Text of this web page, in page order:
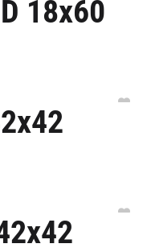
18x60